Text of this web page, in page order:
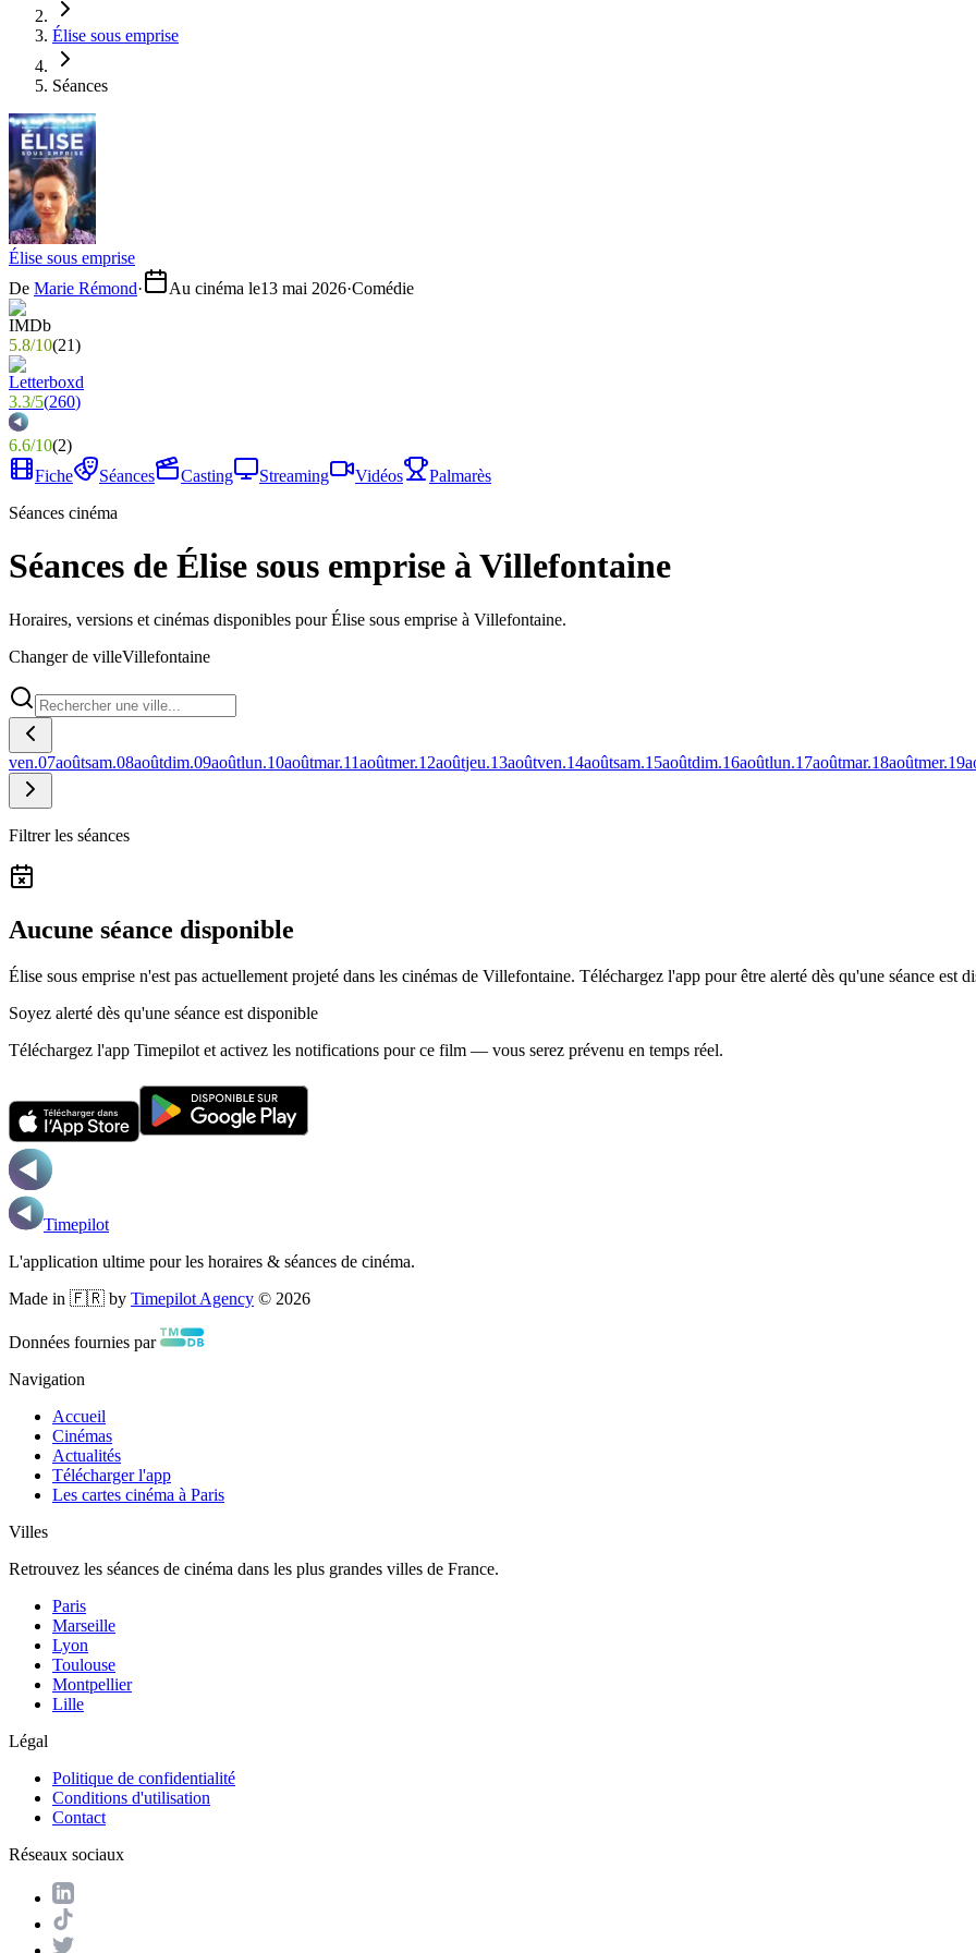
Élise sous emprise
Séances
Élise sous emprise
De Marie Rémond· Au cinéma le13 mai 2026·Comédie
5.8/10(21)
3.3/5(260)
6.6/10(2)
Fiche
Séances Casting Streaming Vidéos
Palmarès
Séances cinéma
Séances de Élise sous emprise à Villefontaine
Horaires, versions et cinémas disponibles pour Élise sous emprise à Villefontaine.
Changer de villeVillefontaine
ven.07aoûtsam.08aoûtdim.09aoûtlun.10aoûtmar.11aoûtmer.12aoûtjeu.13aoûtven.14aoûtsam.15aoûtdim.16aoûtlun.17aoûtmar.18aoûtmer.19
Filtrer les séances
Aucune séance disponible
Élise sous emprise n'est pas actuellement projeté dans les cinémas de Villefontaine. Téléchargez l'app pour être alerté dès qu'une séance est
Soyez alerté dès qu'une séance est disponible
Téléchargez l'app Timepilot et activez les notifications pour ce film — vous serez prévenu en temps réel.
Timepilot
L'application ultime pour les horaires & séances de cinéma.
Made in 🇫🇷 by Timepilot Agency © 2026
Données fournies par
Navigation
Accueil
Cinémas
Actualités
Télécharger l'app
Les cartes cinéma à Paris
Villes
Retrouvez les séances de cinéma dans les plus grandes villes de France.
Paris
Marseille
Lyon
Toulouse
Montpellier
Lille
Légal
Politique de confidentialité
Conditions d'utilisation
Contact
Réseaux sociaux